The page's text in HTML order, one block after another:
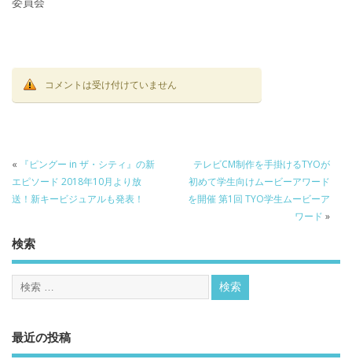
コメントは受け付けていません
«
『ピングー in ザ・シティ』の新
エピソード 2018年10月より放
送！新キービジュアルも発表！
テレビCM制作を手掛けるTYOが
初めて学生向けムービーアワード
を開催 第1回 TYO学生ムービーア
ワード »
検索
最近の投稿